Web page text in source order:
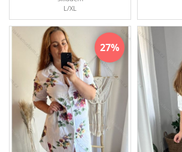
zapínáním na knoflíčky
Rozměry: přes prsa
110cm, pas 110cm, délka
rukávu 60cm, délka
118/126cm
L/XL
27